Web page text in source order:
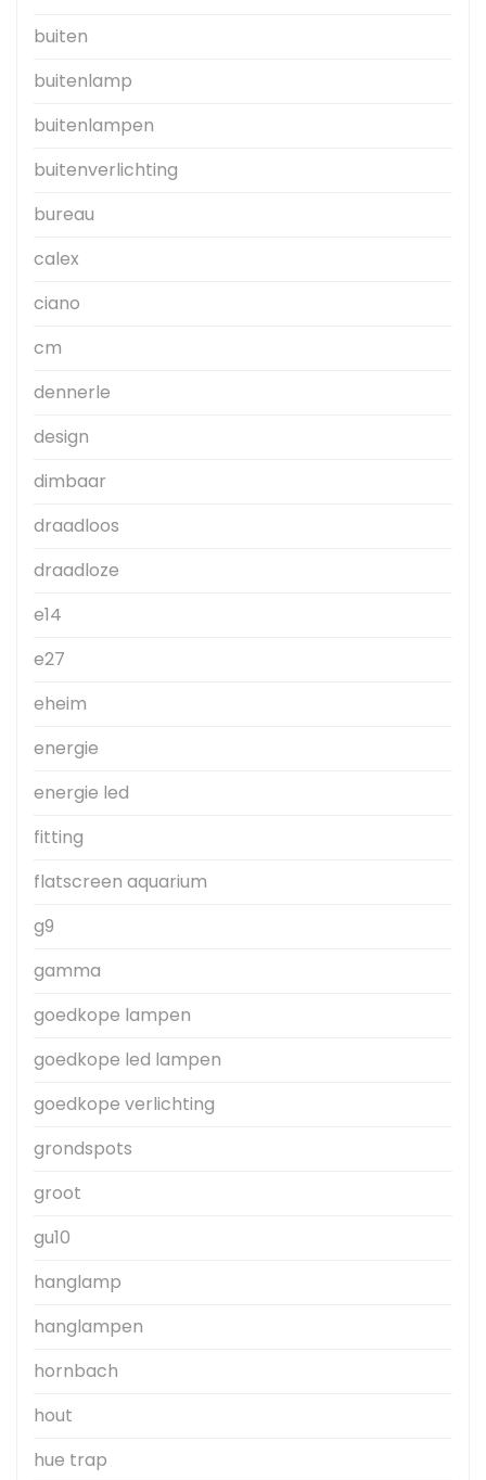
buiten
buitenlamp
buitenlampen
buitenverlichting
bureau
calex
ciano
cm
dennerle
design
dimbaar
draadloos
draadloze
e14
e27
eheim
energie
energie led
fitting
flatscreen aquarium
g9
gamma
goedkope lampen
goedkope led lampen
goedkope verlichting
grondspots
groot
gu10
hanglamp
hanglampen
hornbach
hout
hue trap